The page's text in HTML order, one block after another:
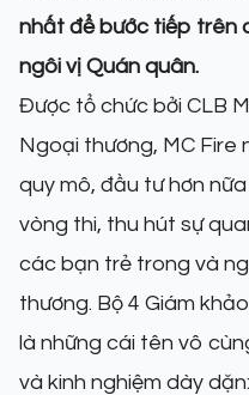
nhất để bước tiếp trên
ngôi vị Quán quân.
Được tổ chức bởi CLB
Ngoại thương, MC Fire
quy mô, đầu tư hơn
vòng thi, thu hút sự
các bạn trẻ trong và
thương. Bộ 4 Giám
là những cái tên vô
và kinh nghiệm dày